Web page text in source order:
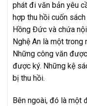
phát đi văn bản yêu
hợp thu hồi cuốn
Hồng Đức và chứa
Nghệ An là một trong
Những công văn
được ký. Những kệ
bị thu hồi.
Bên ngoài, đó là một